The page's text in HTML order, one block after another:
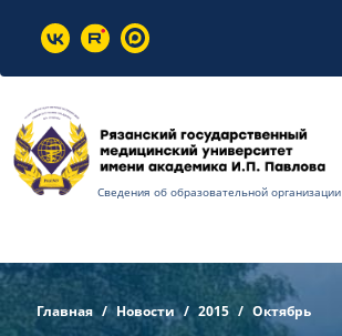
Сведения об образовательной организации
Главная Новости 2015 Октябрь